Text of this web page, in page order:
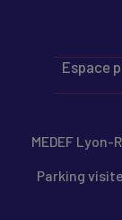
Espace
MEDEF
Parking